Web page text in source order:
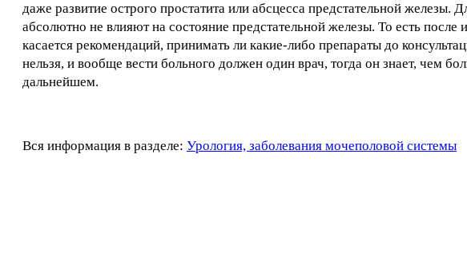
даже развитие острого простатита или абсцесса предстательной
абсолютно не влияют на состояние предстательной железы. То есть
касается рекомендаций, принимать ли какие-либо препараты до
нельзя, и вообще вести больного должен один врач, тогда он знает, чем
дальнейшем.
Вся информация в разделе: Урология, заболевания мочеполовой системы